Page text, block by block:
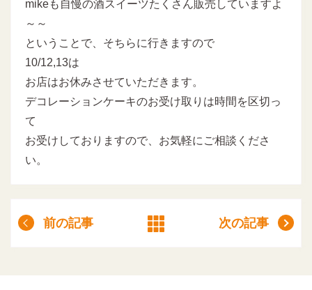
mikeも自慢の酒スイーツたくさん販売していますよ
～～
ということで、そちらに行きますので
10/12,13は
お店はお休みさせていただきます。
デコレーションケーキのお受け取りは時間を区切っ
て
お受けしておりますので、お気軽にご相談くださ
い。
前の記事 次の記事